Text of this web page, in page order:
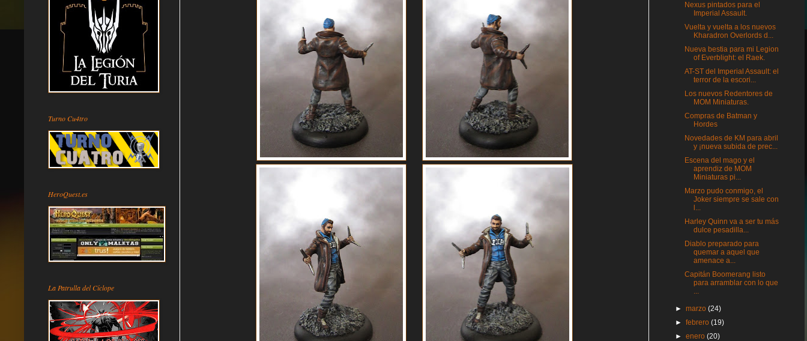
Turno Cu4tro
HeroQuest.es
La Patrulla del Cíclope
Nexus pintados para el
Imperial Assault.
Vuelta y vuelta a los nuevos
Kharadron Overlords d...
Nueva bestia para mi Legion
of Everblight: el Raek.
AT-ST del Imperial Assault: el
terror de la escori...
Los nuevos Redentores de
MOM Miniaturas.
Compras de Batman y
Hordes
Novedades de KM para abril
y ¡nueva subida de prec...
Escena del mago y el
aprendiz de MOM
Miniaturas pi...
Marzo pudo conmigo, el
Joker siempre se sale con
l...
Harley Quinn va a ser tu más
dulce pesadilla...
Diablo preparado para
quemar a aquel que
amenace a...
Capitán Boomerang listo
para arramblar con lo que
...
►marzo(24)
►febrero(19)
►enero(20)